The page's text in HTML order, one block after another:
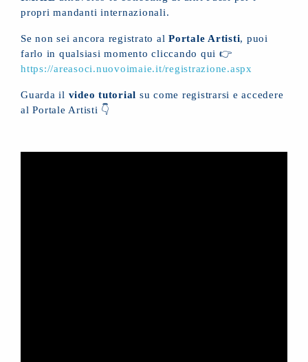
propri mandanti internazionali.
Se non sei ancora registrato al Portale Artisti, puoi
farlo in qualsiasi momento cliccando qui 👉
https://areasoci.nuovoimaie.it/registrazione.aspx
Guarda il video tutorial su come registrarsi e accedere
al Portale Artisti 👇